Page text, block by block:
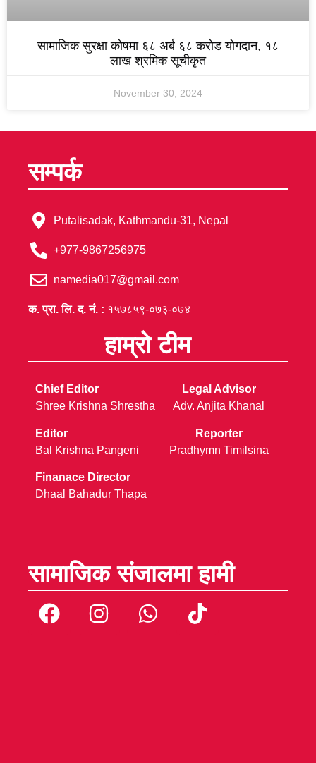
सामाजिक सुरक्षा कोषमा ६८ अर्ब ६८ करोड योगदान, १८
लाख श्रमिक सूचीकृत
November 30, 2024
सम्पर्क
Putalisadak, Kathmandu-31, Nepal
+977-9867256975
namedia017@gmail.com
क. प्रा. लि. द. नं. : १५७८५९-०७३-०७४
हाम्रो टीम
Chief Editor
Shree Krishna Shrestha
Editor
Bal Krishna Pangeni
Finanace Director
Dhaal Bahadur Thapa
Legal Advisor
Adv. Anjita Khanal
Reporter
Pradhymn Timilsina
सामाजिक संजालमा हामी